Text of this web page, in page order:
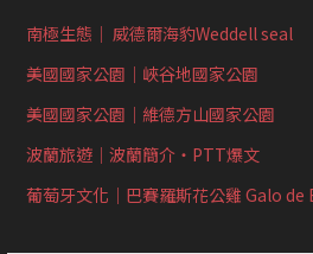
南極生態｜ 威德爾海豹Weddell seal
美國國家公園｜峽谷地國家公園
美國國家公園｜維德方山國家公園
波蘭旅遊｜波蘭簡介‧PTT爆文
葡萄牙文化｜巴賽羅斯花公雞 Galo de